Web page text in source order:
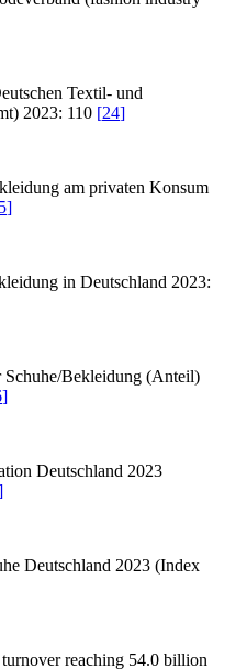
Textil- und
2023: 110 [24]
am privaten Konsum
]
in Deutschland 2023:
Schuhe/Bekleidung (Anteil)
]
Deutschland 2023
Deutschland 2023 (Index
reaching 54.0 billion